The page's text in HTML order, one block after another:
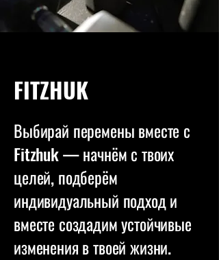
FITZHUK
Выбирай перемены вместе с
Fitzhuk — начнём с твоих
целей, подберём
индивидуальный подход и
вместе создадим устойчивые
изменения в твоей жизни.